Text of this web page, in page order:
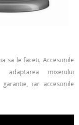
sa le faceti. Accesoriile
mixerului
iar accesoriile